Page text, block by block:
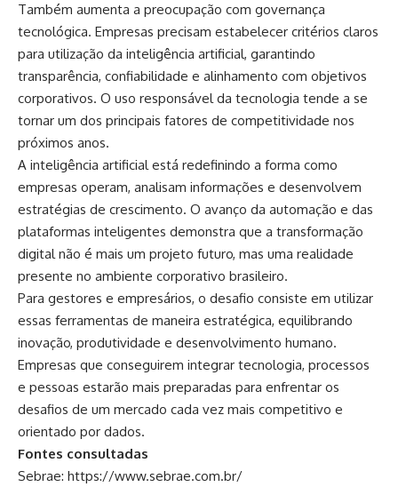
Também aumenta a preocupação com governança
tecnológica. Empresas precisam estabelecer critérios claros
para utilização da inteligência artificial, garantindo
transparência, confiabilidade e alinhamento com objetivos
corporativos. O uso responsável da tecnologia tende a se
tornar um dos principais fatores de competitividade nos
próximos anos.
A inteligência artificial está redefinindo a forma como
empresas operam, analisam informações e desenvolvem
estratégias de crescimento. O avanço da automação e das
plataformas inteligentes demonstra que a transformação
digital não é mais um projeto futuro, mas uma realidade
presente no ambiente corporativo brasileiro.
Para gestores e empresários, o desafio consiste em utilizar
essas ferramentas de maneira estratégica, equilibrando
inovação, produtividade e desenvolvimento humano.
Empresas que conseguirem integrar tecnologia, processos
e pessoas estarão mais preparadas para enfrentar os
desafios de um mercado cada vez mais competitivo e
orientado por dados.
Fontes consultadas
Sebrae: https://www.sebrae.com.br/